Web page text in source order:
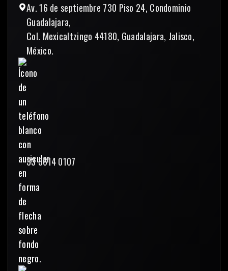
Av. 16 de septiembre 730 Piso 24, Condominio
Guadalajara,
Col. Mexicaltzingo 44180, Guadalajara, Jalisco,
México.
33 3614 0107